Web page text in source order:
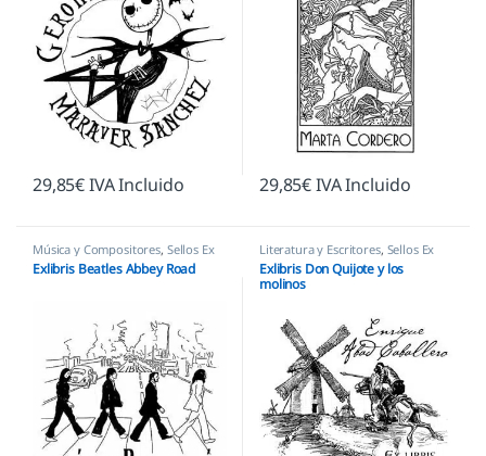
29,85€IVA Incluido 29,85€IVA Incluido
Música y Compositores, Sellos Ex
Libris
Exlibris Beatles Abbey Road
Literatura y Escritores, Sellos Ex
Libris
Exlibris Don Quijote y los
molinos